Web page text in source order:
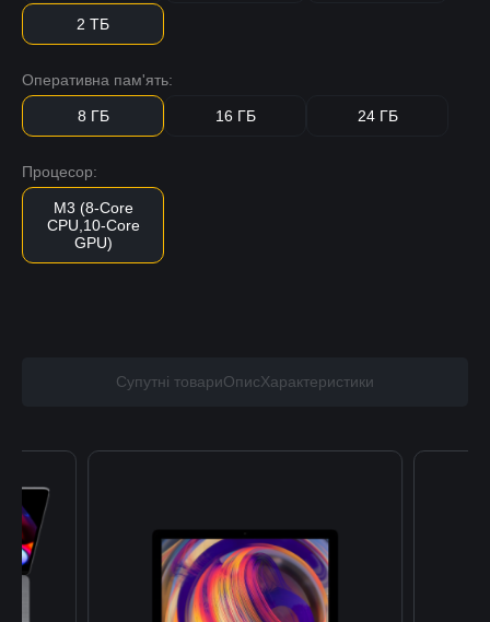
2 ТБ
Оперативна пам'ять:
8 ГБ 16 ГБ 24 ГБ
Процесор:
M3 (8-Core
CPU,10-Core
GPU)
Супутні товариОписХарактеристики